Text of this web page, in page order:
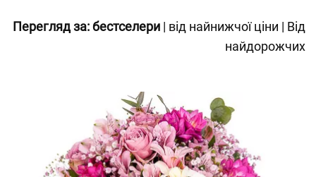
Перегляд за:бестселери | від найнижчої ціни | Від
найдорожчих